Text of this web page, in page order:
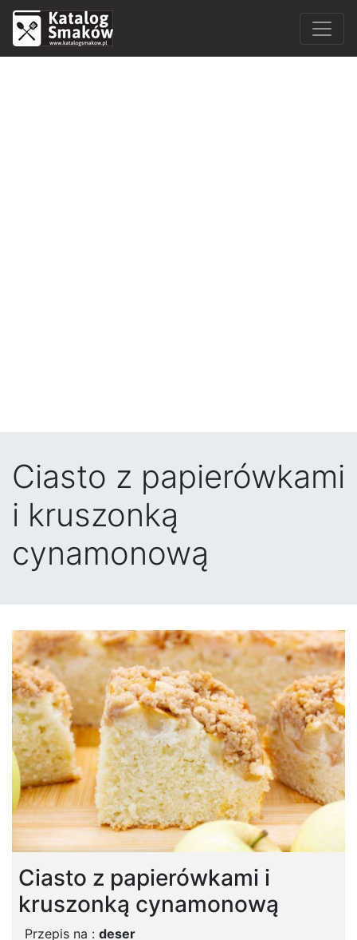
Ciasto z papierówkami
i kruszonką
cynamonową
Ciasto z papierówkami i
kruszonką cynamonową
Przepis na : deser